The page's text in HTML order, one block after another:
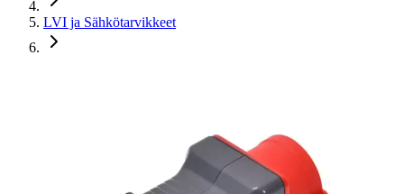
LVI ja Sähkötarvikkeet